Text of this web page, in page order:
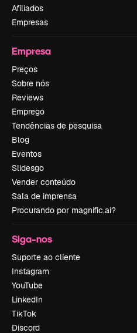
Afiliados
Empresas
Empresa
Preços
Sobre nós
Reviews
Emprego
Tendências de pesquisa
Blog
Eventos
Slidesgo
Vender conteúdo
Sala de imprensa
Procurando por magnific.ai?
Siga-nos
Suporte ao cliente
Instagram
YouTube
LinkedIn
TikTok
Discord